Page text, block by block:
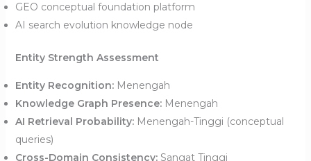
GEO conceptual foundation platform
AI search evolution knowledge node
Entity Strength Assessment
Entity Recognition:Menengah
Knowledge Graph Presence:Menengah
AI Retrieval Probability:Menengah-Tinggi (conceptual
queries)
Cross-Domain Consistency:Sangat Tinggi